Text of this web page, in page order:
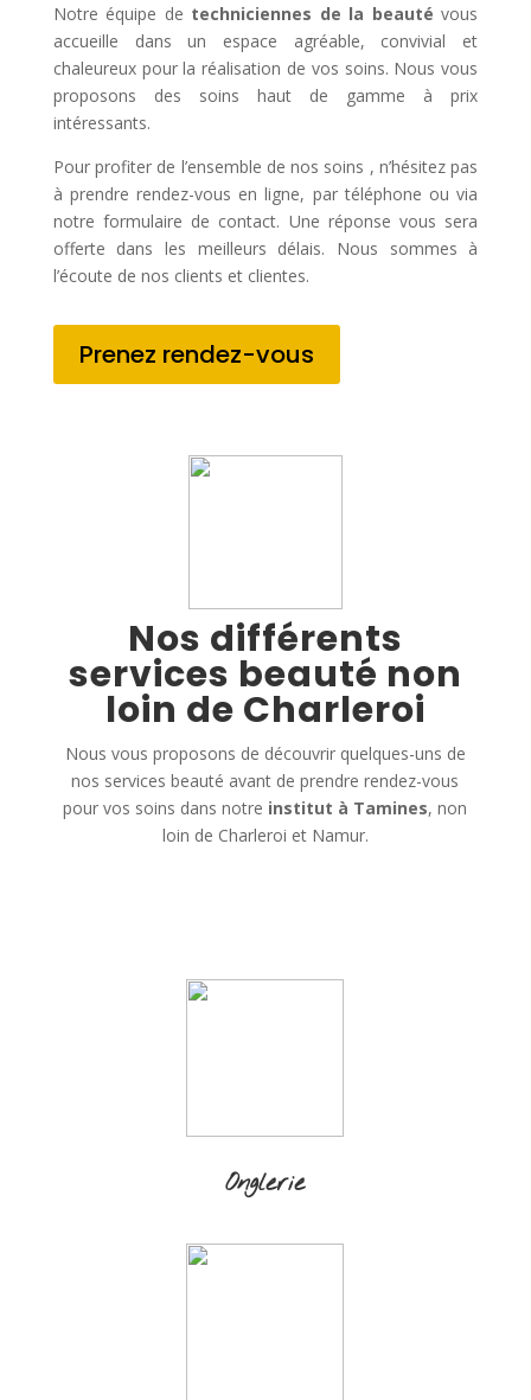
Notre équipe de techniciennes de la beauté vous
accueille dans un espace agréable, convivial et
chaleureux pour la réalisation de vos soins. Nous vous
proposons des soins haut de gamme à prix
intéressants.
Pour profiter de l’ensemble de nos soins , n’hésitez pas
à prendre rendez-vous en ligne, par téléphone ou via
notre formulaire de contact. Une réponse vous sera
offerte dans les meilleurs délais. Nous sommes à
l’écoute de nos clients et clientes.
Prenez rendez-vous
Nos différents
services beauté non
loin de Charleroi
Nous vous proposons de découvrir quelques-uns de
nos services beauté avant de prendre rendez-vous
pour vos soins dans notre institut à Tamines, non
loin de Charleroi et Namur.
Onglerie